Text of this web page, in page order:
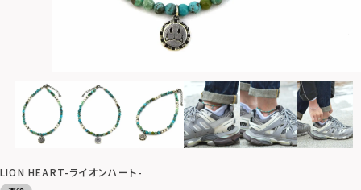
LION HEART-ライオンハート-